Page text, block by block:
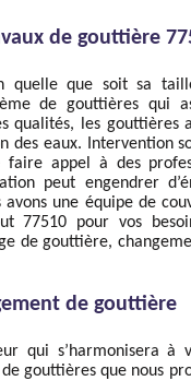
de gouttière
quelle que soit sa
de gouttières qui
qualités, les gouttières
des eaux. Intervention
appel à des
peut engendrer
une équipe de
77510 pour vos
de gouttière,
de gouttière
qui s’harmonisera à
gouttières que nous